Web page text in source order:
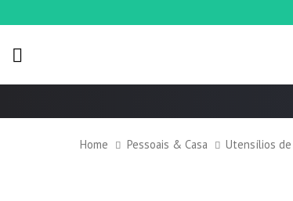
Home Pessoais & Casa Utensílios de